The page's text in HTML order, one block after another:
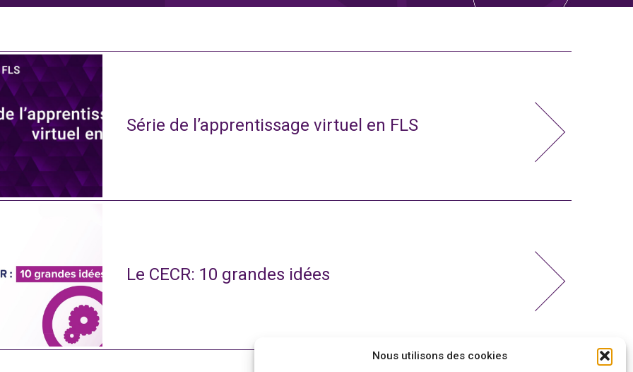
Nous utilisons des cookies
Série de l’apprentissage virtuel en FLS
Le CECR: 10 grandes idées